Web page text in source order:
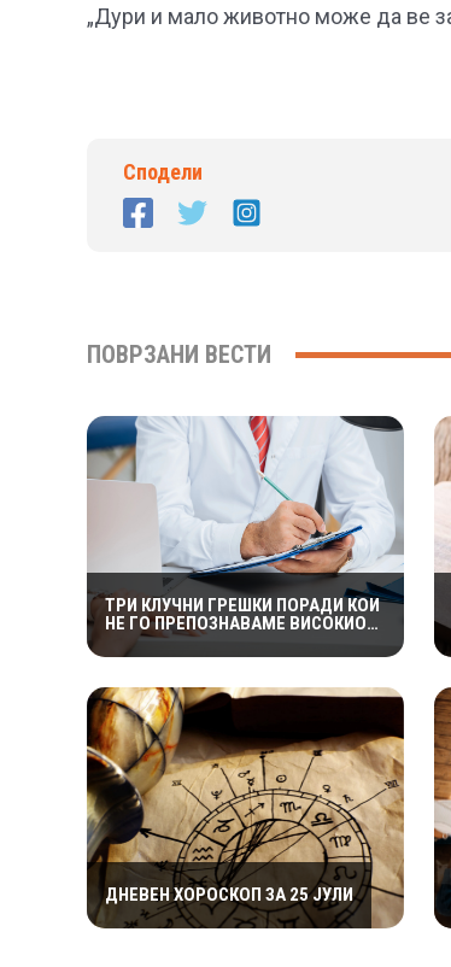
„Дури и мало животно може да ве
Сподели
ПОВРЗАНИ ВЕСТИ
ТРИ КЛУЧНИ ГРЕШКИ ПОРАДИ КОИ
НЕ ГО ПРЕПОЗНАВАМЕ ВИСОКИОТ
КРВЕН ПРИТИСОК
ДНЕВЕН ХОРОСКОП ЗА 25 ЈУЛИ